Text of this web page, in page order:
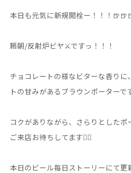
本日も元気に新規開栓ー！！！
頼朝/反射炉ビヤ⚔️ですっ！！！
チョコレートの様なビターな香り
トの甘みがあるブラウンポーターで
コクがありながら、さらりとしたポ
ご来店お待ちしてます🙇‍♂️
本日のビール毎日ストーリーにて更